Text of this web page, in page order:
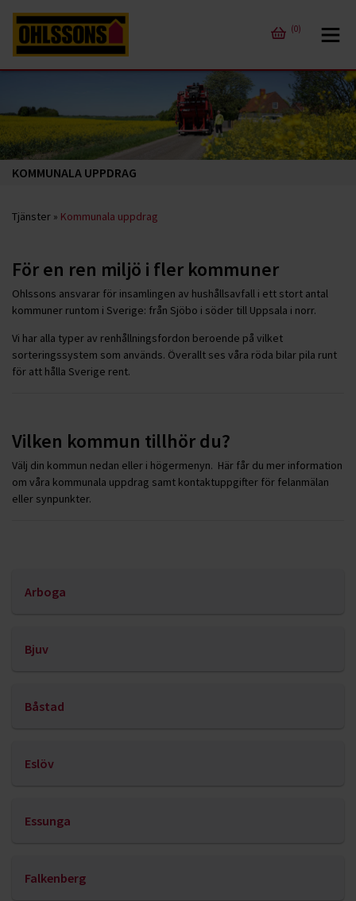
(0)
KOMMUNALA UPPDRAG
Tjänster » Kommunala uppdrag
För en ren miljö i fler kommuner
Ohlssons ansvarar för insamlingen av hushållsavfall i ett stort antal
kommuner runtom i Sverige: från Sjöbo i söder till Uppsala i norr.
Vi har alla typer av renhållningsfordon beroende på vilket
sorteringssystem som används. Överallt ses våra röda bilar pila runt
för att hålla Sverige rent.
Vilken kommun tillhör du?
Välj din kommun nedan eller i högermenyn. Här får du mer information
om våra kommunala uppdrag samt kontaktuppgifter för felanmälan
eller synpunkter.
Arboga
Bjuv
Båstad
Eslöv
Essunga
Falkenberg